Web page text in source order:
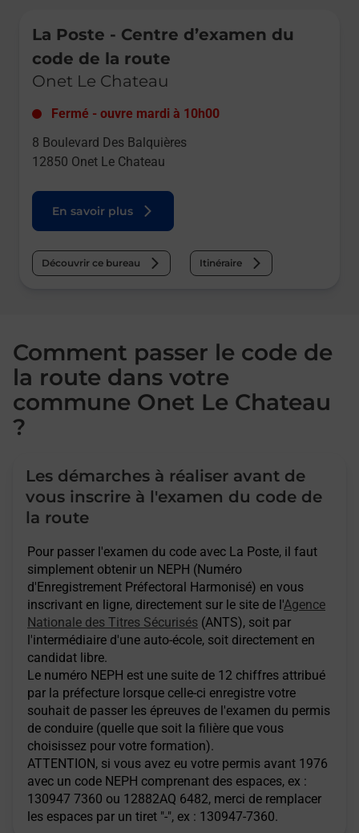
La Poste - Centre d’examen du
code de la route
Onet Le Chateau
Fermé - ouvre mardi à 10h00
8 Boulevard Des Balquières
12850 Onet Le Chateau
En savoir plus
Découvrir ce bureau Itinéraire
Comment passer le code de
la route dans votre
commune Onet Le Chateau
?
Les démarches à réaliser avant de
vous inscrire à l'examen du code de
la route
Pour passer l'examen du code avec La Poste, il faut
simplement obtenir un NEPH (Numéro
d'Enregistrement Préfectoral Harmonisé) en vous
inscrivant en ligne, directement sur le site de l'Agence
Nationale des Titres Sécurisés (ANTS), soit par
l'intermédiaire d'une auto-école, soit directement en
candidat libre.
Le numéro NEPH est une suite de 12 chiffres attribué
par la préfecture lorsque celle-ci enregistre votre
souhait de passer les épreuves de l'examen du permis
de conduire (quelle que soit la filière que vous
choisissez pour votre formation).
ATTENTION, si vous avez eu votre permis avant 1976
avec un code NEPH comprenant des espaces, ex :
130947 7360 ou 12882AQ 6482, merci de remplacer
les espaces par un tiret "-", ex : 130947-7360.